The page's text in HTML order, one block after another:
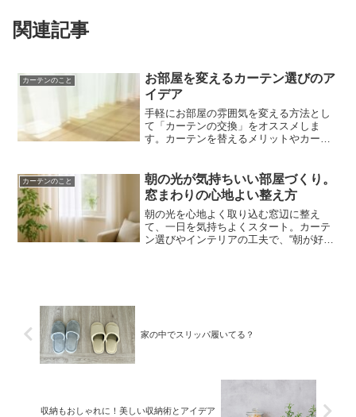
関連記事
カーテンのこと
お部屋を変えるカーテン選びのア
イデア
手軽にお部屋の雰囲気を変える方法とし
て「カーテンの交換」をオススメしま
す。カーテンを替えるメリットやカーテ
ーテンを替えて素敵な空間にしましょ
う！詳しくはブログをご覧ください。
カーテンのこと
朝の光が気持ちいい部屋づくり。
窓まわりの心地よい整え方
朝の光を心地よく取り込む窓辺に整え
て、一日を気持ちよくスタート。カーテ
ン選びやインテリアの工夫で、“朝が好き
家の中でスリッパ履いてる？
収納もおしゃれに！美しい収納術とアイデア